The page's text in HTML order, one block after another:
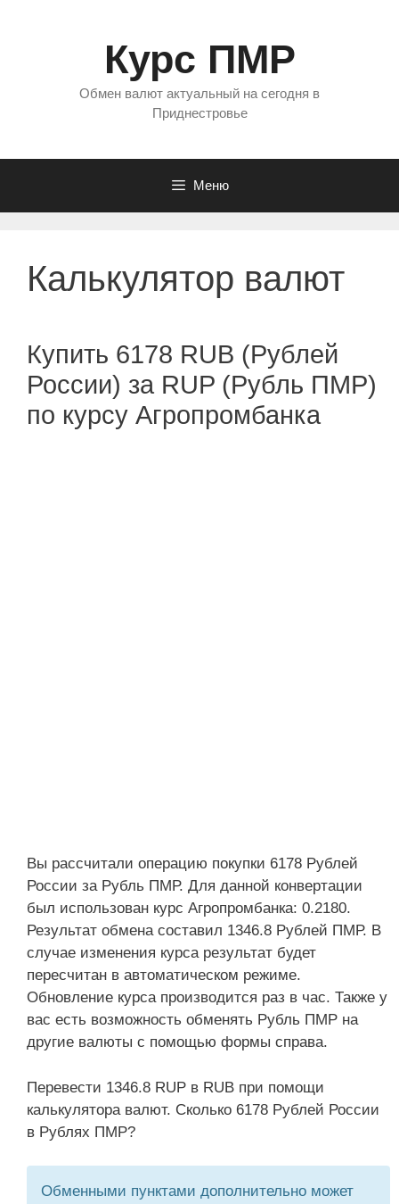
Курс ПМР
Обмен валют актуальный на сегодня в
Приднестровье
Меню
Калькулятор валют
Купить 6178 RUB (Рублей
России) за RUP (Рубль ПМР)
по курсу Агропромбанка
Вы рассчитали операцию покупки 6178 Рублей
России за Рубль ПМР. Для данной конвертации
был использован курс Агропромбанка: 0.2180.
Результат обмена составил 1346.8 Рублей ПМР. В
случае изменения курса результат будет
пересчитан в автоматическом режиме.
Обновление курса производится раз в час. Также у
вас есть возможность обменять Рубль ПМР на
другие валюты с помощью формы справа.
Перевести 1346.8 RUP в RUB при помощи
калькулятора валют. Сколько 6178 Рублей России
в Рублях ПМР?
Обменными пунктами дополнительно может